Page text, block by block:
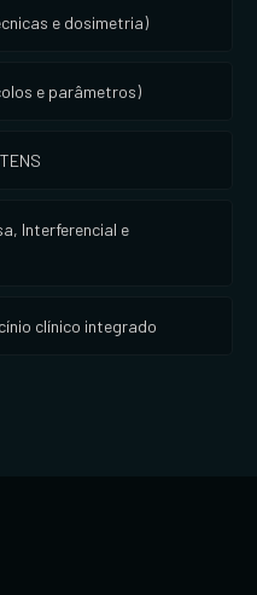
e dosimetria)
e parâmetros)
Interferencial e
clínico integrado